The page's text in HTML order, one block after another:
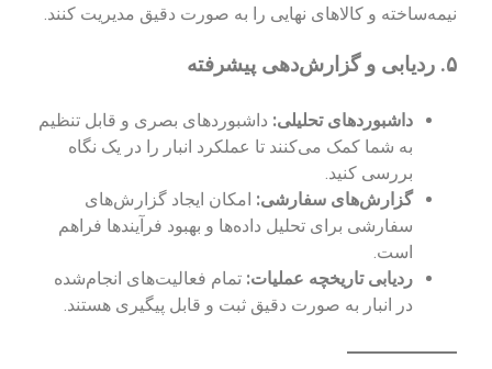
نیمه‌ساخته و کالاهای نهایی را به صورت دقیق مدیریت کنند.
۵. ردیابی و گزارش‌دهی پیشرفته
داشبوردهای تحلیلی: داشبوردهای بصری و قابل تنظیم
به شما کمک می‌کنند تا عملکرد انبار را در یک نگاه
بررسی کنید.
گزارش‌های سفارشی: امکان ایجاد گزارش‌های
سفارشی برای تحلیل داده‌ها و بهبود فرآیندها فراهم
است.
ردیابی تاریخچه عملیات: تمام فعالیت‌های انجام‌شده
در انبار به صورت دقیق ثبت و قابل پیگیری هستند.